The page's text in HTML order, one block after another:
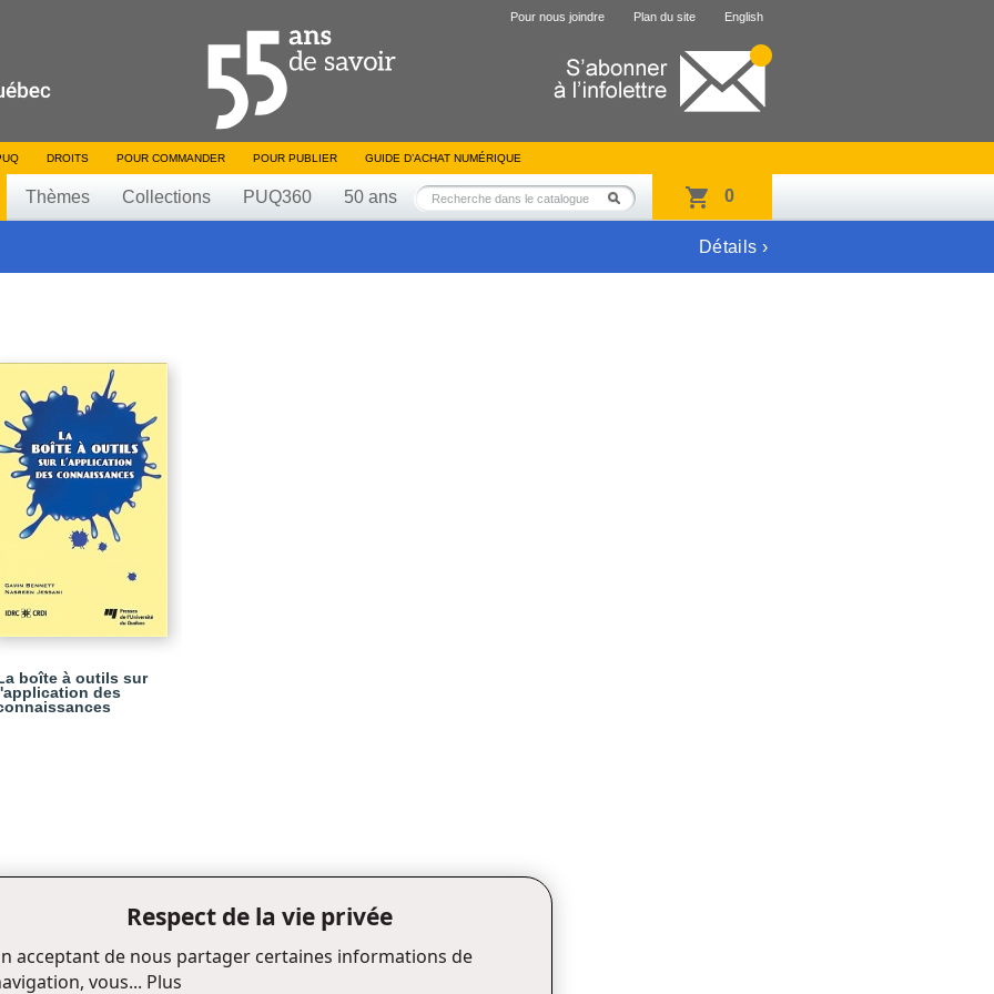
Pour nous joindre Plan du site English
DROITS POUR COMMANDER POUR PUBLIER GUIDE D’ACHAT NUMÉRIQUE
Thèmes Collections PUQ360 50 ans 0
Détails ›
boîte à outils sur
des
Respect de la vie privée
acceptant de nous partager certaines informations de
vous... Plus